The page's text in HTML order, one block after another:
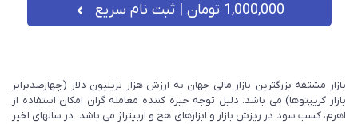
1,000,000 تومان
بازار مشتقه بزرگترین بازار مالی جهان به ارزش هزار تریلیون دلار (چهارصدبرابر
بازار کریپتوها) می باشد. دلیل توجه خیره کننده معامله گران امکان استفاده از
اهرم، کسب سود در ریزش بازار و ابزارهای هج و اربیتراژ می باشد. در سالهای اخیر